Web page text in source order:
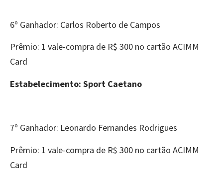
6º Ganhador: Carlos Roberto de Campos
Prêmio: 1 vale-compra de R$ 300 no cartão ACIMM
Card
Estabelecimento: Sport Caetano
7º Ganhador: Leonardo Fernandes Rodrigues
Prêmio: 1 vale-compra de R$ 300 no cartão ACIMM
Card